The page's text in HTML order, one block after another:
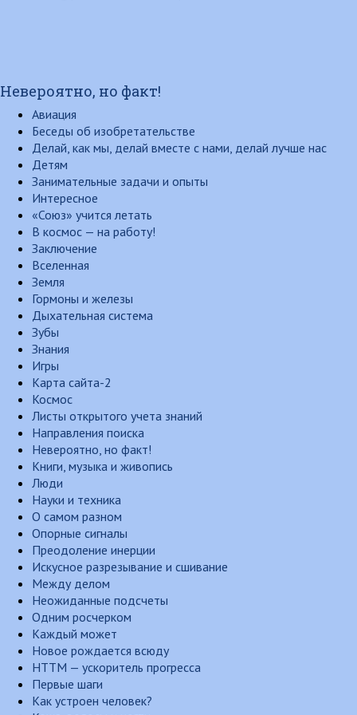
Невероятно, но факт!
Авиация
Беседы об изобретательстве
Делай, как мы, делай вместе с нами, делай лучше нас
Детям
Занимательные задачи и опыты
Интересное
«Союз» учится летать
В космос — на работу!
Заключение
Вселенная
Земля
Гормоны и железы
Дыхательная система
Зубы
Знания
Игры
Карта сайта-2
Космос
Листы открытого учета знаний
Направления поиска
Невероятно, но факт!
Книги, музыка и живопись
Люди
Науки и техника
О самом разном
Опорные сигналы
Преодоление инерции
Искусное разрезывание и сшивание
Между делом
Неожиданные подсчеты
Одним росчерком
Каждый может
Новое рождается всюду
НТТМ — ускоритель прогресса
Первые шаги
Как устроен человек?